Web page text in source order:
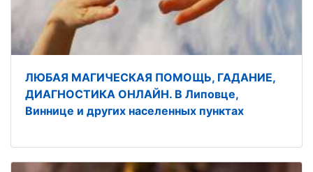
ЛЮБАЯ МАГИЧЕСКАЯ ПОМОЩЬ, ГАДАНИЕ,
ДИАГНОСТИКА ОНЛАЙН. В Липовце,
Виннице и других населенных пунктах